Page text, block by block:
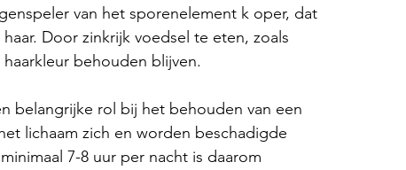
van het sporenelement k oper, dat
Door zinkrijk voedsel te eten, zoals
behouden blijven.
belangrijke rol bij het behouden van een
lichaam zich en worden beschadigde
7-8 uur per nacht is daarom